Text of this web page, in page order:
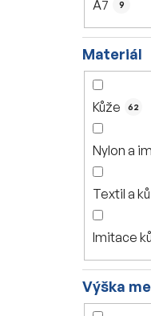
A7 9
Materiál
Kůže 62
Nylon a
Textil a
Imitace
Výška